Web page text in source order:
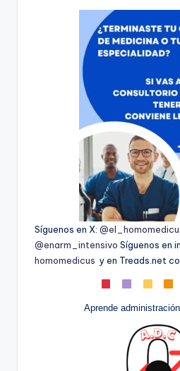
Síguenos en X:
@enarm_intensivo Síguenos en
homomedicus y en Treads.net
Aprende